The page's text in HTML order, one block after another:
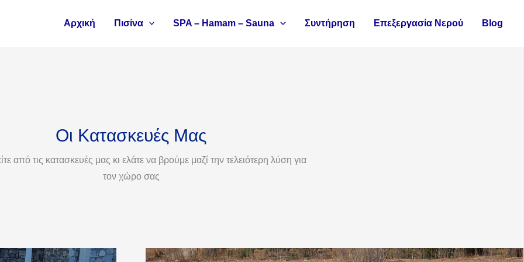
Αρχική Πισίνα SPA – Hamam – Sauna Συντήρηση Επεξεργασία Νερού Blog
Οι Κατασκευές Μας
από τις κατασκευές μας κι ελάτε να βρούμε μαζί την τελειότερη λύση για
τον χώρο σας